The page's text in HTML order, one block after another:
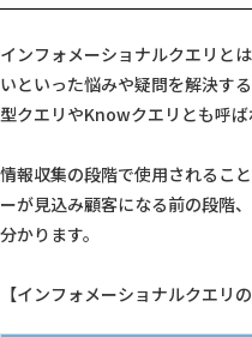
インフォメーショナルクエリと
いといった悩みや疑問を解決す
型クエリやKnowクエリとも呼ば
情報収集の段階で使用されるこ
ーが見込み顧客になる前の段階
分かります。
【インフォメーショナルクエリの